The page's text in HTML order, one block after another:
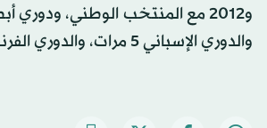
والدوري الإسباني 5 مرات، والدوري الفرنسي مرتين.